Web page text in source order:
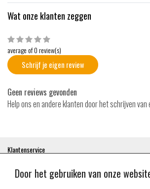
Wat onze klanten zeggen
average of 0 review(s)
Schrijf je eigen review
Geen reviews gevonden
Help ons en andere klanten door het schrijven van
Klantenservice
Categorieën
Door het gebruiken van onze